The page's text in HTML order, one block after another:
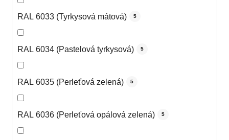
RAL 6033 (Tyrkysová mátová) 5
RAL 6034 (Pastelová tyrkysová) 5
RAL 6035 (Perleťová zelená) 5
RAL 6036 (Perleťová opálová zelená) 5